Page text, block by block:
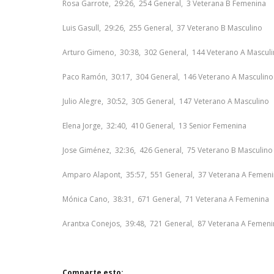
Rosa Garrote, 29:26, 254 General, 3 Veterana B Femenina
Luis Gasull, 29:26, 255 General, 37 Veterano B Masculino
Arturo Gimeno, 30:38, 302 General, 144 Veterano A
Paco Ramón, 30:17, 304 General, 146 Veterano A Masculino
Julio Alegre, 30:52, 305 General, 147 Veterano A Masculino
Elena Jorge, 32:40, 410 General, 13 Senior Femenina
Jose Giménez, 32:36, 426 General, 75 Veterano B Masculino
Amparo Alapont, 35:57, 551 General, 37 Veterana A
Mónica Cano, 38:31, 671 General, 71 Veterana A Femenina
Arantxa Conejos, 39:48, 721 General, 87 Veterana A